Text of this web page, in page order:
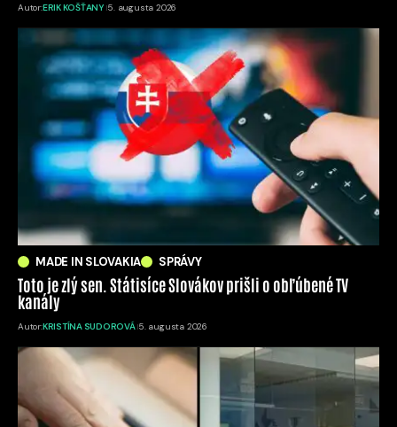
Autor:ERIK KOŠŤANY 5. augusta 2026
MADE IN SLOVAKIA SPRÁVY
Toto je zlý sen. Státisíce Slovákov prišli o obľúbené TV
kanály
Autor:KRISTÍNA SUDOROVÁ 5. augusta 2026